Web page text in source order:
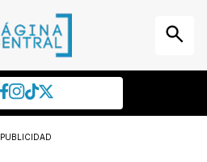
PUBLICIDAD